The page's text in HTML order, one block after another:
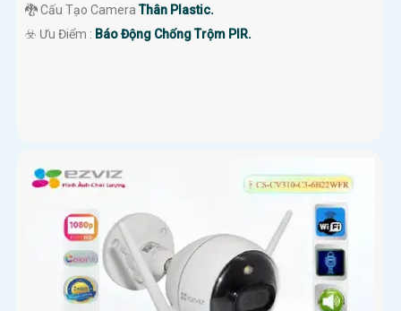
🐉️ Cấu Tạo CameraThân Plastic.
️☣️ Ưu Điểm : Báo Động Chống Trộm PIR.